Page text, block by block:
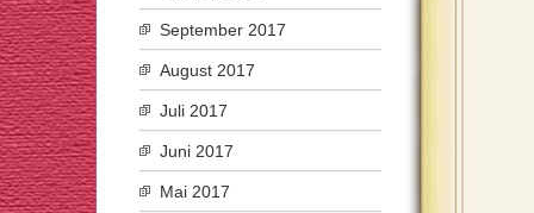
September 2017
August 2017
Juli 2017
Juni 2017
Mai 2017